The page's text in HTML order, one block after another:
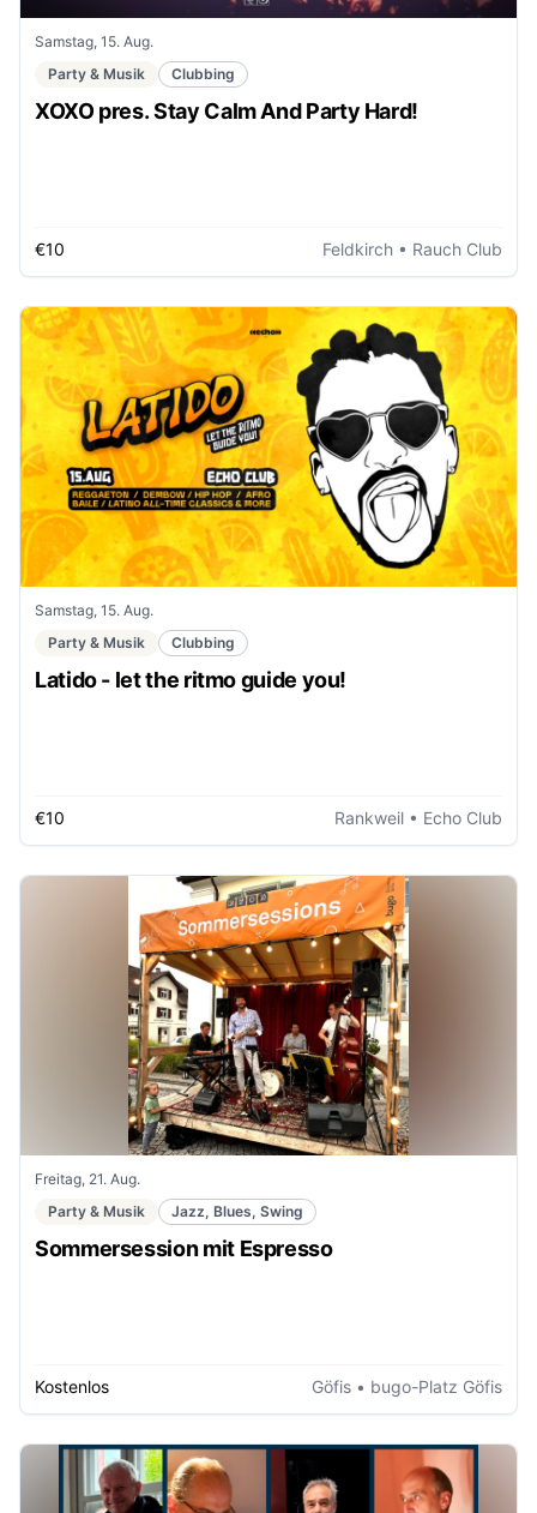
Samstag, 15. Aug.
Party & Musik
Clubbing
XOXO pres. Stay Calm And Party Hard!
€10 Feldkirch • Rauch Club
Samstag, 15. Aug.
Party & Musik
Clubbing
Latido - let the ritmo guide you!
€10 Rankweil • Echo Club
Freitag, 21. Aug.
Party & Musik
Jazz, Blues, Swing
Sommersession mit Espresso
Kostenlos Göfis • bugo-Platz Göfis